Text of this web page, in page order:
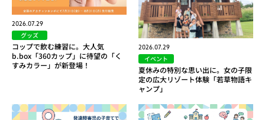
2026.07.29
グッズ
コップで飲む練習に。大人気
b.box「360カップ」に待望の「く
すみカラー」が新登場！
2026.07.29
イベント
夏休みの特別な思い出に。女の子限
定の広大リゾート体験「若草物語キ
ャンプ」